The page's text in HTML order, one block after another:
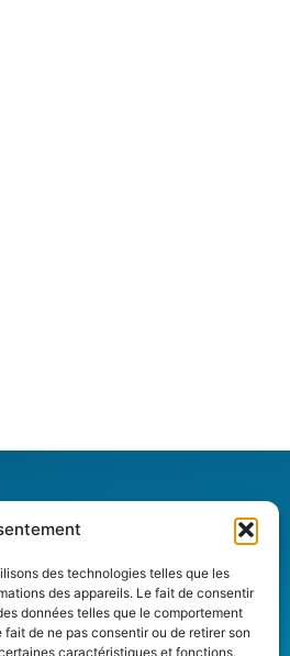
des technologies telles que les
des appareils. Le fait de consentir
données telles que le comportement
de ne pas consentir ou de retirer son
caractéristiques et fonctions.